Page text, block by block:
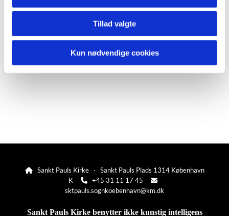
Tillad valgte
Kun nødvendige cookies
Sankt Pauls Kirke · Sankt Pauls Plads 1314 København
K
 +45 31 11 17 45 
sktpauls.sognkoebenhavn@km.dk
Sankt Pauls Kirke benytter ikke kunstig intelligens